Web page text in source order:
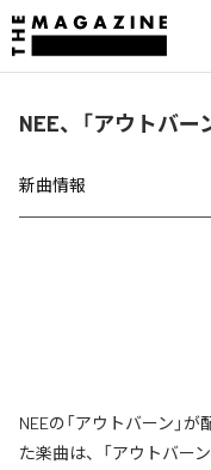
NEE、「アウトバー
新曲情報
NEEの「アウトバーン」
た楽曲は、「アウトバー